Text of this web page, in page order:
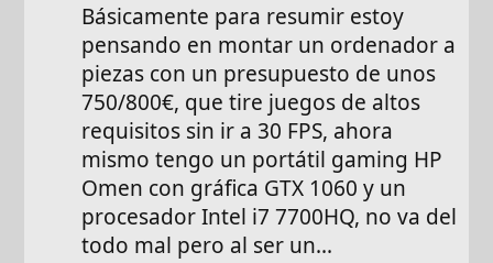
Básicamente para resumir estoy
pensando en montar un ordenador a
piezas con un presupuesto de unos
750/800€, que tire juegos de altos
requisitos sin ir a 30 FPS, ahora
mismo tengo un portátil gaming HP
Omen con gráfica GTX 1060 y un
procesador Intel i7 7700HQ, no va del
todo mal pero al ser un...